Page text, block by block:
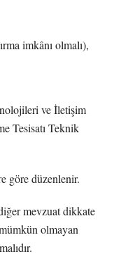
imkânı olmalı),
ve İletişim
Tesisatı Teknik
göre düzenlenir.
mevzuat dikkate
olmayan